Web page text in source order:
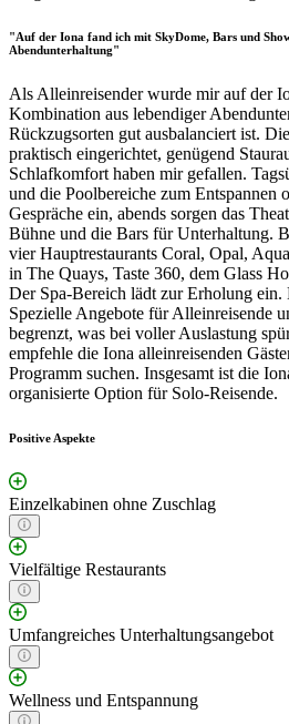
"Auf der Iona fand ich mit SkyDome, Bars und
Abendunterhaltung"
Als Alleinreisender wurde mir auf der
Kombination aus lebendiger
Rückzugsorten gut ausbalanciert ist.
praktisch eingerichtet, genügend
Schlafkomfort haben mir gefallen.
und die Poolbereiche zum Entspannen
Gespräche ein, abends sorgen das
Bühne und die Bars für Unterhaltung.
vier Hauptrestaurants Coral, Opal,
in The Quays, Taste 360, dem Glass
Der Spa-Bereich lädt zur Erholung
Spezielle Angebote für Alleinreisende
begrenzt, was bei voller Auslastung
empfehle die Iona alleinreisenden
Programm suchen. Insgesamt ist die
organisierte Option für Solo-Reisende.
Positive Aspekte
Einzelkabinen ohne Zuschlag
Vielfältige Restaurants
Umfangreiches Unterhaltungsangebot
Wellness und Entspannung